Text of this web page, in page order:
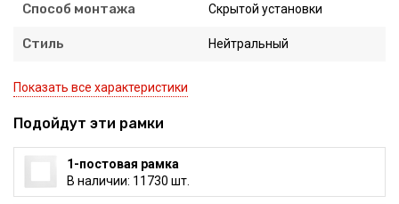
Способ монтажа Скрытой установки
Стиль Нейтральный
Показать все характеристики
Подойдут эти рамки
1-постовая рамка
В наличии: 11730 шт.